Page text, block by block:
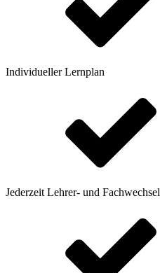
Individueller Lernplan
Jederzeit Lehrer- und Fachwechsel